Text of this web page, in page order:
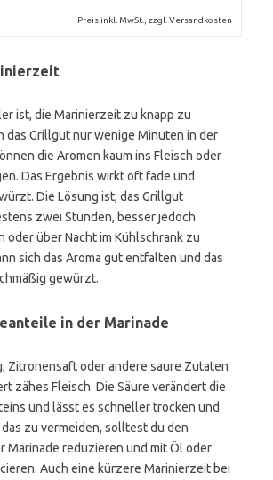
Preis inkl. MwSt., zzgl. Versandkosten
ist, die Marinierzeit zu knapp zu
das Grillgut nur wenige Minuten in der
die Aromen kaum ins Fleisch oder
Das Ergebnis wirkt oft fade und
Die Lösung ist, das Grillgut
zwei Stunden, besser jedoch
oder über Nacht im Kühlschrank zu
sich das Aroma gut entfalten und das
gewürzt.
in der Marinade
Zitronensaft oder andere saure Zutaten
zähes Fleisch. Die Säure verändert die
und lässt es schneller trocken und
zu vermeiden, solltest du den
Marinade reduzieren und mit Öl oder
Auch eine kürzere Marinierzeit bei